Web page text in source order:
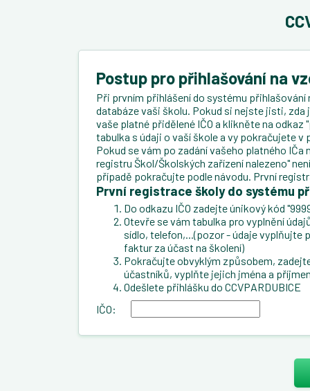
Postup pro přihlašování na
Při prvním přihlášení do systému
databáze vaši školu. Pokud si nejste jisti, zda
vaše platné přidělené IČO a klikněte na
tabulka s údaji o vaší škole a vy pokračujete
Pokud se vám po zadání vašeho platného IČa
registru Škol/Školských zařízení nalezeno"
případě pokračujte podle návodu. První
První registrace školy do systému
Do odkazu IČO zadejte únikový kód
Otevře se vám tabulka pro vyplnění
sídlo, telefon,...(pozor - údaje vyplňujte
faktur za účast na školení)
Pokračujte obvyklým způsobem,
účastníků, vyplňte jejich jména a
Odešlete přihlášku do CCVPARDUBICE
IČO: